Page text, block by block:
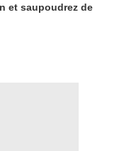
et saupoudrez de